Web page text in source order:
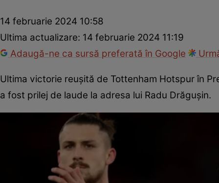
14 februarie 2024 10:58
Ultima actualizare: 14 februarie 2024 11:19
Adaugă-ne ca sursă preferată în Google
Ultima victorie reușită de Tottenham Hotspur în
a fost prilej de laude la adresa lui Radu Drăgușin.